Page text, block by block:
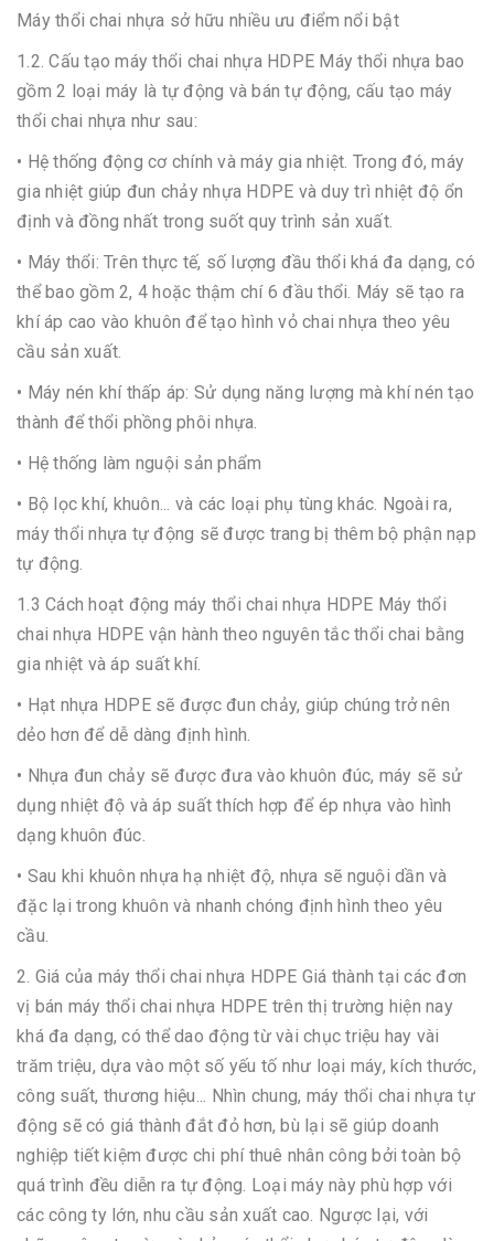
Máy thổi chai nhựa sở hữu nhiều ưu điểm nổi bật
1.2. Cấu tạo máy thổi chai nhựa HDPE Máy thổi nhựa bao
gồm 2 loại máy là tự động và bán tự động, cấu tạo máy
thổi chai nhựa như sau:
• Hệ thống động cơ chính và máy gia nhiệt. Trong đó, máy
gia nhiệt giúp đun chảy nhựa HDPE và duy trì nhiệt độ ổn
định và đồng nhất trong suốt quy trình sản xuất.
• Máy thổi: Trên thực tế, số lượng đầu thổi khá đa dạng, có
thể bao gồm 2, 4 hoặc thậm chí 6 đầu thổi. Máy sẽ tạo ra
khí áp cao vào khuôn để tạo hình vỏ chai nhựa theo yêu
cầu sản xuất.
• Máy nén khí thấp áp: Sử dụng năng lượng mà khí nén tạo
thành để thổi phồng phôi nhựa.
• Hệ thống làm nguội sản phẩm
• Bộ lọc khí, khuôn... và các loại phụ tùng khác. Ngoài ra,
máy thổi nhựa tự động sẽ được trang bị thêm bộ phận nạp
tự động.
1.3 Cách hoạt động máy thổi chai nhựa HDPE Máy thổi
chai nhựa HDPE vận hành theo nguyên tắc thổi chai bằng
gia nhiệt và áp suất khí.
• Hạt nhựa HDPE sẽ được đun chảy, giúp chúng trở nên
dẻo hơn để dễ dàng định hình.
• Nhựa đun chảy sẽ được đưa vào khuôn đúc, máy sẽ sử
dụng nhiệt độ và áp suất thích hợp để ép nhựa vào hình
dạng khuôn đúc.
• Sau khi khuôn nhựa hạ nhiệt độ, nhựa sẽ nguội dần và
đặc lại trong khuôn và nhanh chóng định hình theo yêu
cầu.
2. Giá của máy thổi chai nhựa HDPE Giá thành tại các đơn
vị bán máy thổi chai nhựa HDPE trên thị trường hiện nay
khá đa dạng, có thể dao động từ vài chục triệu hay vài
trăm triệu, dựa vào một số yếu tố như loại máy, kích thước,
công suất, thương hiệu... Nhìn chung, máy thổi chai nhựa tự
động sẽ có giá thành đắt đỏ hơn, bù lại sẽ giúp doanh
nghiệp tiết kiệm được chi phí thuê nhân công bởi toàn bộ
quá trình đều diễn ra tự động. Loại máy này phù hợp với
các công ty lớn, nhu cầu sản xuất cao. Ngược lại, với